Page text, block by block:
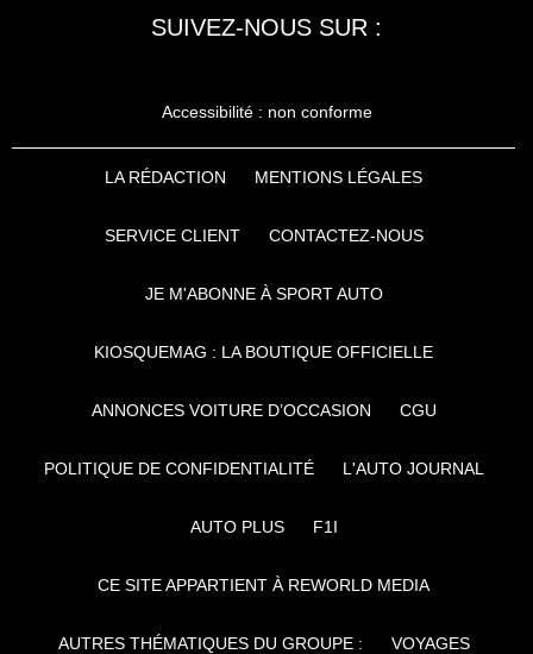
SUIVEZ-NOUS SUR :
Accessibilité : non conforme
LA RÉDACTION MENTIONS LÉGALES
SERVICE CLIENT CONTACTEZ-NOUS
JE M'ABONNE À SPORT AUTO
KIOSQUEMAG : LA BOUTIQUE OFFICIELLE
ANNONCES VOITURE D’OCCASION CGU
POLITIQUE DE CONFIDENTIALITÉ L'AUTO JOURNAL
AUTO PLUS F1I
CE SITE APPARTIENT À REWORLD MEDIA
AUTRES THÉMATIQUES DU GROUPE : VOYAGES